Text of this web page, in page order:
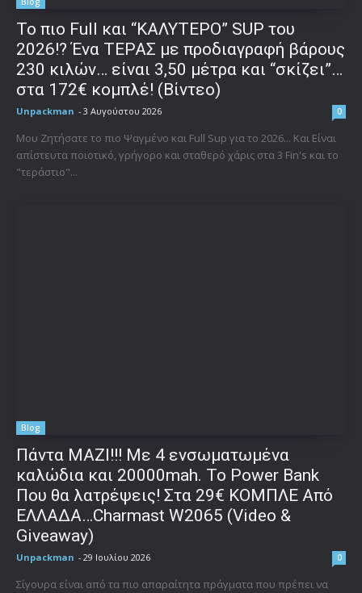
To πιο Full και “ΚΑΛΥΤΕΡΟ” SUP του
2026!? Ένα ΤΕΡΑΣ με προδιαγραφή βάρους
230 κιλών… είναι 3,50 μέτρα και “σκίζει”…
στα 172€ κομπλέ! (Βίντεο)
Unpackman - 3 Αυγούστου 2026 0
Μου Ζητήσατε το πιο Ψαγμένο και Full Sup για το 2026... Και Είναι
απίστευτα ποιοτικό, γρήγορο και σταθερό χάρις στα 3 Fin's και το
"τεράστιο"...
Blog
Πάντα ΜΑΖΙ!!! Με 4 ενσωματωμένα
καλώδια και 20000mah. Το Power Bank
Που θα λατρέψεις! Στα 29€ ΚΟΜΠΛΕ Από
ΕΛΛΑΔΑ…Charmast W2065 (Video &
Giveaway)
Unpackman - 29 Ιουλίου 2026 0
Σίγουρα είναι από τα πιο απαραίτητα πράγματα που πρέπει να